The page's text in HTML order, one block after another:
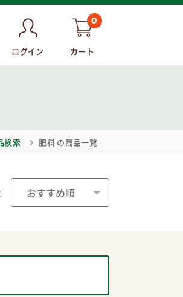
ログイン
0
カート
検索 肥料 の商品一覧